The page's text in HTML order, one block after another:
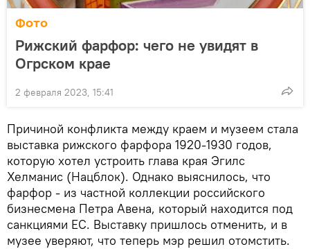
Фото
Рижский фарфор: чего не увидят в
Огрском крае
2 февраля 2023, 15:41
Причиной конфликта между краем и музеем стала
выставка рижского фарфора 1920-1930 годов,
которую хотел устроить глава края Эгилс
Хелманис (Нацблок). Однако выяснилось, что
фарфор - из частной коллекции российского
бизнесмена Петра Авена, который находится под
санкциями ЕС. Выставку пришлось отменить, и в
музее уверяют, что теперь мэр решил отомстить.